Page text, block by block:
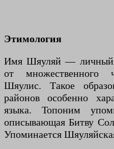
Этимология
Имя Шяуляй — ​​личный
от множественного
Шяулис. Такое
районов особенно
языка. Топоним
описывающая Битву
Упоминается